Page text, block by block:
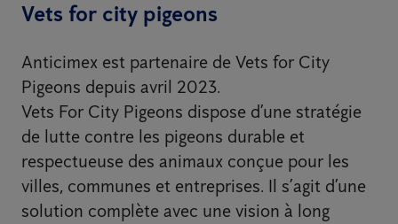
Vets for city pigeons
Anticimex est partenaire de Vets for City
Pigeons depuis avril 2023.
Vets For City Pigeons dispose d’une stratégie
de lutte contre les pigeons durable et
respectueuse des animaux conçue pour les
villes, communes et entreprises. Il s’agit d’une
solution complète avec une vision à long